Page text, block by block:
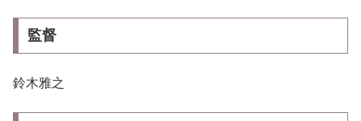
監督
鈴木雅之